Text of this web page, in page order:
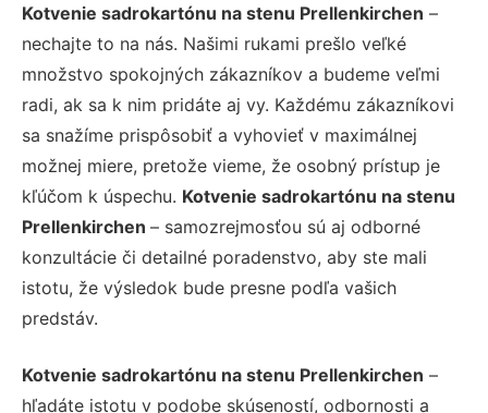
Kotvenie sadrokartónu na stenu Prellenkirchen –
nechajte to na nás. Našimi rukami prešlo veľké
množstvo spokojných zákazníkov a budeme veľmi
radi, ak sa k nim pridáte aj vy. Každému zákazníkovi
sa snažíme prispôsobiť a vyhovieť v maximálnej
možnej miere, pretože vieme, že osobný prístup je
kľúčom k úspechu. Kotvenie sadrokartónu na stenu
Prellenkirchen – samozrejmosťou sú aj odborné
konzultácie či detailné poradenstvo, aby ste mali
istotu, že výsledok bude presne podľa vašich
predstáv.
Kotvenie sadrokartónu na stenu Prellenkirchen –
hľadáte istotu v podobe skúseností, odbornosti a